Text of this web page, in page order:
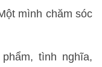
mình chăm sóc
tình nghĩa,